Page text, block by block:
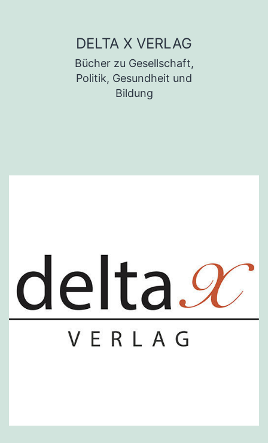
DELTA X VERLAG
Bücher zu Gesellschaft,
Politik, Gesundheit und
Bildung